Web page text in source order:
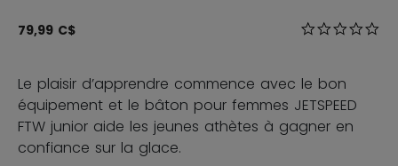
79,99 C$ 4,9 sur 5
Le plaisir d’apprendre commence avec le bon
équipement et le bâton pour femmes JETSPEED
FTW junior aide les jeunes athètes à gagner en
confiance sur la glace.